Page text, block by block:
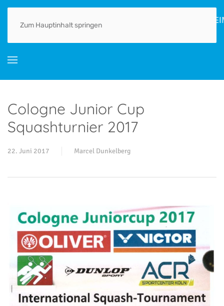
Zum Hauptinhalt springen
HOME AKTUELLES ORTSGESCHICHTE(N) GEWERBE
Cologne Junior Cup
Squashturnier 2017
22. Juni 2017 Marcel Dunkelberg